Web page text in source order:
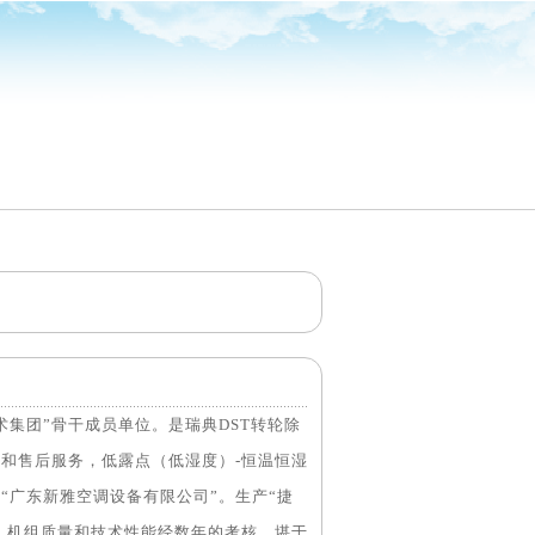
团”骨干成员单位。是瑞典DST转轮除
售后服务，低露点（低湿度）-恒温恒湿
东新雅空调设备有限公司”。生产“捷